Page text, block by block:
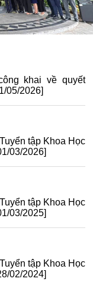
khai về quyết
05/2026]
tập Khoa Học
03/2026]
tập Khoa Học
03/2025]
tập Khoa Học
02/2024]